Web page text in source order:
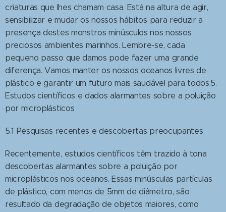
criaturas que lhes chamam casa. Está na altura de agir,
sensibilizar e mudar os nossos hábitos para reduzir a
presença destes monstros minúsculos nos nossos
preciosos ambientes marinhos. Lembre-se, cada
pequeno passo que damos pode fazer uma grande
diferença. Vamos manter os nossos oceanos livres de
plástico e garantir um futuro mais saudável para todos.5.
Estudos científicos e dados alarmantes sobre a poluição
por microplásticos
5.1 Pesquisas recentes e descobertas preocupantes
Recentemente, estudos científicos têm trazido à tona
descobertas alarmantes sobre a poluição por
microplásticos nos oceanos. Essas minúsculas partículas
de plástico, com menos de 5mm de diâmetro, são
resultado da degradação de objetos maiores, como